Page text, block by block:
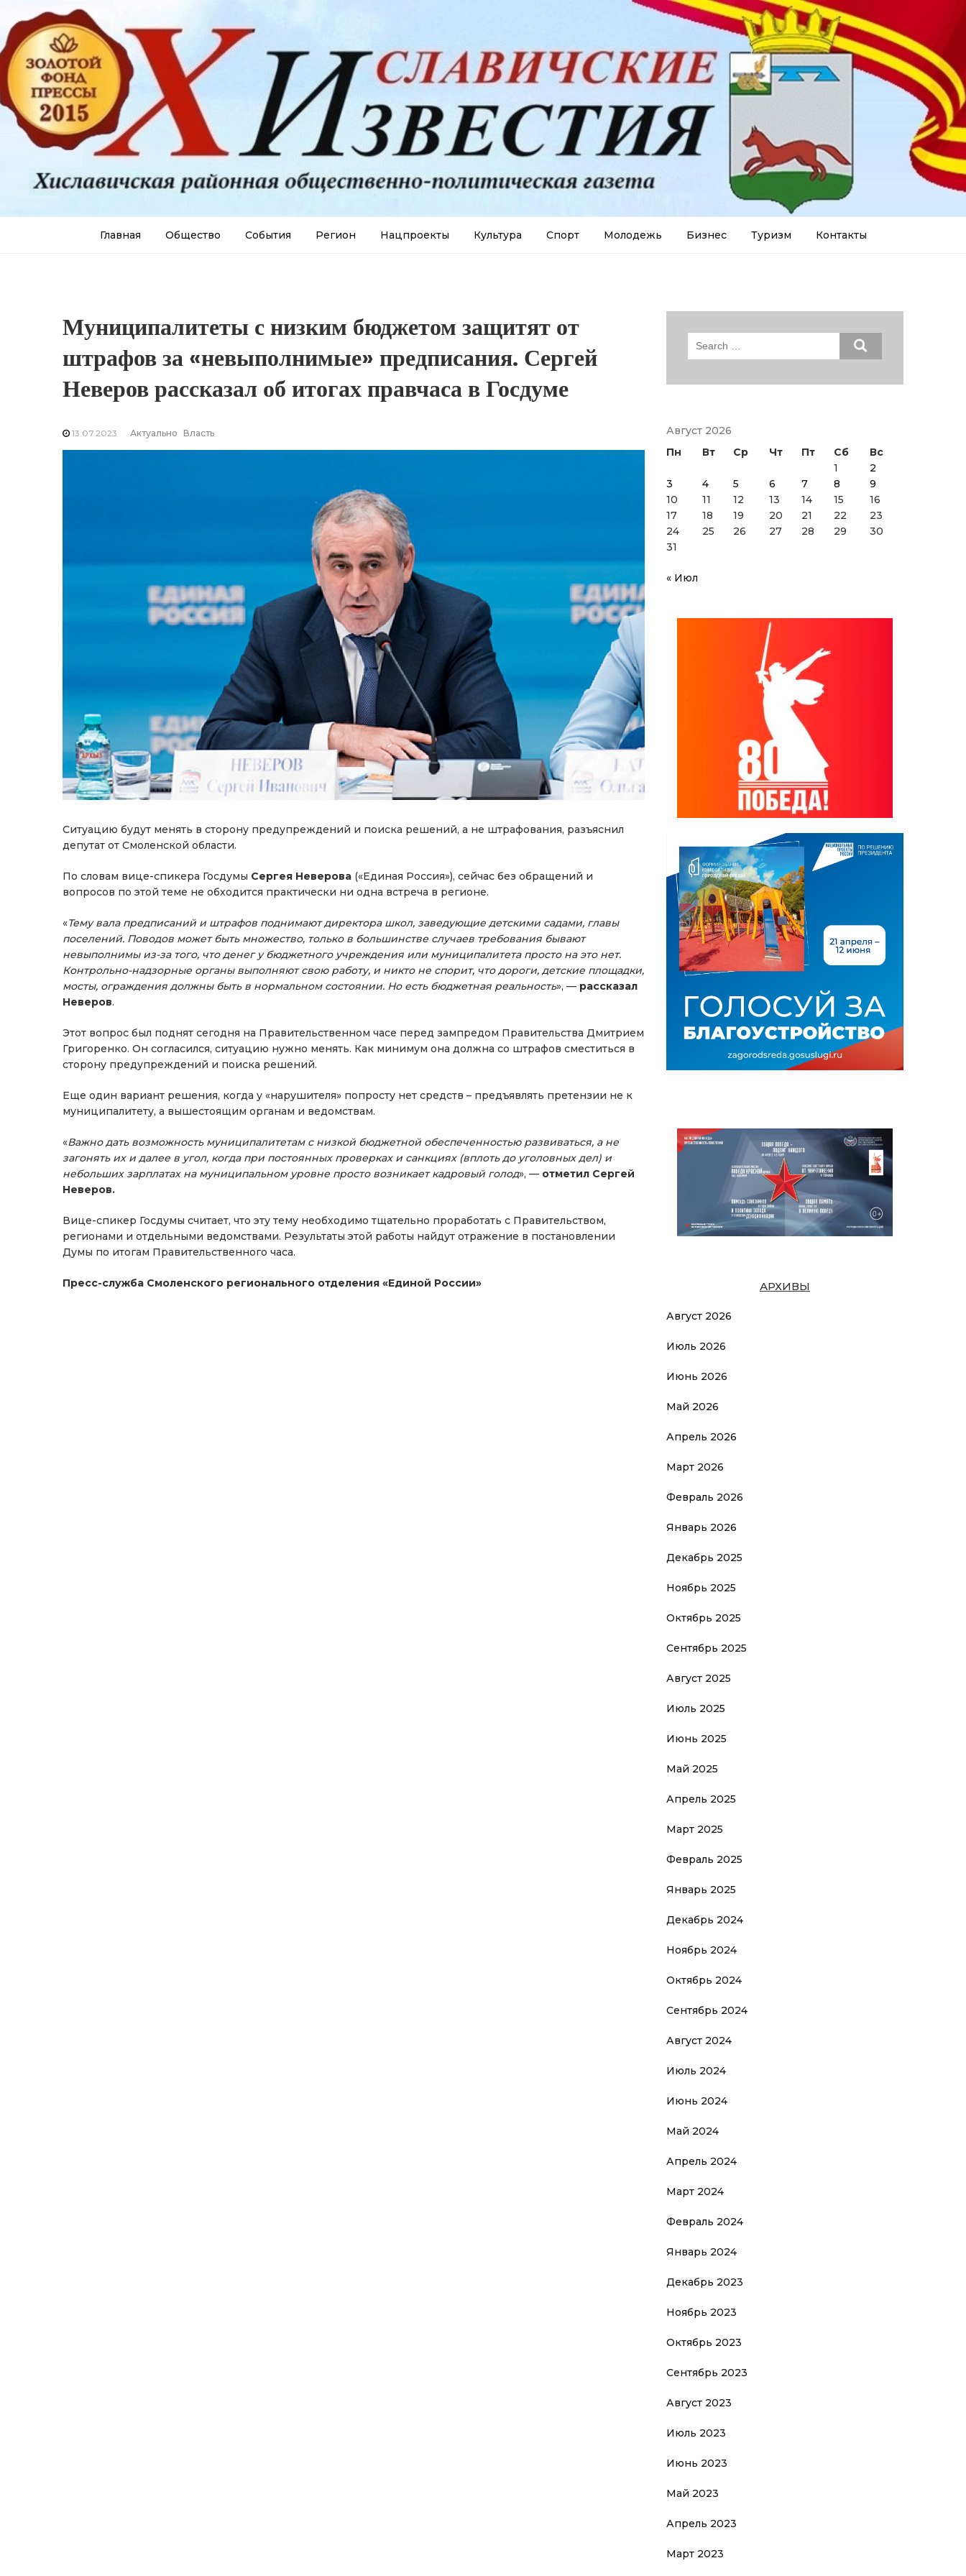
Главная Общество События Регион Нацпроекты Культура Спорт Молодежь Бизнес Туризм Контакты
Муниципалитеты с низким бюджетом защитят от
штрафов за «невыполнимые» предписания. Сергей
Неверов рассказал об итогах правчаса в Госдуме
13.07.2023 Актуально Власть
Ситуацию будут менять в сторону предупреждений и поиска решений, а не штрафования, разъяснил
депутат от Смоленской области.
По словам вице-спикера Госдумы Сергея Неверова («Единая Россия»), сейчас без обращений и
вопросов по этой теме не обходится практически ни одна встреча в регионе.
«Тему вала предписаний и штрафов поднимают директора школ, заведующие детскими садами, главы
поселений. Поводов может быть множество, только в большинстве случаев требования бывают
невыполнимы из-за того, что денег у бюджетного учреждения или муниципалитета просто на это нет.
Контрольно-надзорные органы выполняют свою работу, и никто не спорит, что дороги, детские площадки,
мосты, ограждения должны быть в нормальном состоянии. Но есть бюджетная реальность», — рассказал
Неверов.
Этот вопрос был поднят сегодня на Правительственном часе перед зампредом Правительства Дмитрием
Григоренко. Он согласился, ситуацию нужно менять. Как минимум она должна со штрафов сместиться в
сторону предупреждений и поиска решений.
Еще один вариант решения, когда у «нарушителя» попросту нет средств – предъявлять претензии не к
муниципалитету, а вышестоящим органам и ведомствам.
«Важно дать возможность муниципалитетам с низкой бюджетной обеспеченностью развиваться, а не
загонять их и далее в угол, когда при постоянных проверках и санкциях (вплоть до уголовных дел) и
небольших зарплатах на муниципальном уровне просто возникает кадровый голод», — отметил Сергей
Неверов.
Вице-спикер Госдумы считает, что эту тему необходимо тщательно проработать с Правительством,
регионами и отдельными ведомствами. Результаты этой работы найдут отражение в постановлении
Думы по итогам Правительственного часа.
Пресс-служба Смоленского регионального отделения «Единой России»
Search
Август 2026
Пн
Вт Ср Чт Пт Сб
Вс
1
2
3
4 5 6 7 8
9
10
11 12 13 14 15
16
17
18 19 20 21 22
23
24
25 26 27 28 29
30
31
« Июл
АРХИВЫ
Август 2026
Июль 2026
Июнь 2026
Май 2026
Апрель 2026
Март 2026
Февраль 2026
Январь 2026
Декабрь 2025
Ноябрь 2025
Октябрь 2025
Сентябрь 2025
Август 2025
Июль 2025
Июнь 2025
Май 2025
Апрель 2025
Март 2025
Февраль 2025
Январь 2025
Декабрь 2024
Ноябрь 2024
Октябрь 2024
Сентябрь 2024
Август 2024
Июль 2024
Июнь 2024
Май 2024
Апрель 2024
Март 2024
Февраль 2024
Январь 2024
Декабрь 2023
Ноябрь 2023
Октябрь 2023
Сентябрь 2023
Август 2023
Июль 2023
Июнь 2023
Май 2023
Апрель 2023
Март 2023